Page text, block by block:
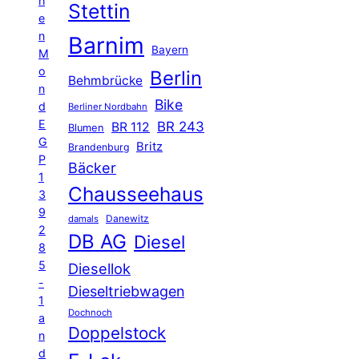
e
n
M
o
n
d
E
G
P
1
3
9
2
8
5
-
1
a
n
d
Stettin
Barnim Bayern
Behmbrücke Berlin
Berliner Nordbahn Bike
Blumen BR 112 BR 243
Brandenburg Britz
Bäcker
Chausseehaus
damals Danewitz
DB AG Diesel
Diesellok
Dieseltriebwagen
Dochnoch
Doppelstock